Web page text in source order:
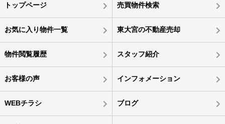
トップページ 売買物件検索
お気に入り物件一覧 東大宮の不動産売却
物件閲覧履歴 スタッフ紹介
お客様の声 インフォメーション
WEBチラシ ブログ